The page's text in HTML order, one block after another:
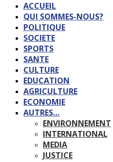
ACCUEIL
QUI SOMMES-NOUS?
POLITIQUE
SOCIETE
SPORTS
SANTE
CULTURE
EDUCATION
AGRICULTURE
ECONOMIE
AUTRES…
ENVIRONNEMENT
INTERNATIONAL
MEDIA
JUSTICE